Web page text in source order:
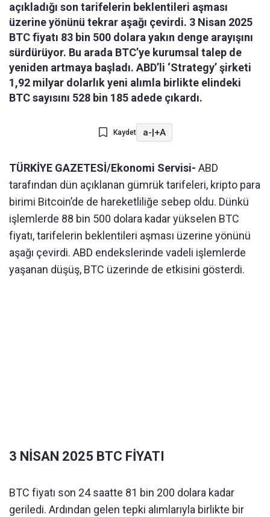
açıkladığı son tarifelerin beklentileri aşması
üzerine yönünü tekrar aşağı çevirdi. 3 Nisan 2025
BTC fiyatı 83 bin 500 dolara yakın denge arayışını
sürdürüyor. Bu arada BTC’ye kurumsal talep de
yeniden artmaya başladı. ABD’li ‘Strategy’ şirketi
1,92 milyar dolarlık yeni alımla birlikte elindeki
BTC sayısını 528 bin 185 adede çıkardı.
Kaydet a-|+A
TÜRKİYE GAZETESİ/Ekonomi Servisi- ABD
tarafından dün açıklanan gümrük tarifeleri, kripto para
birimi Bitcoin’de de hareketliliğe sebep oldu. Dünkü
işlemlerde 88 bin 500 dolara kadar yükselen BTC
fiyatı, tarifelerin beklentileri aşması üzerine yönünü
aşağı çevirdi. ABD endekslerinde vadeli işlemlerde
yaşanan düşüş, BTC üzerinde de etkisini gösterdi.
3 NİSAN 2025 BTC FİYATI
BTC fiyatı son 24 saatte 81 bin 200 dolara kadar
geriledi. Ardından gelen tepki alımlarıyla birlikte bir